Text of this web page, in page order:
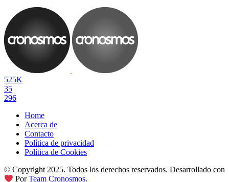
525K
35
296
Home
Acerca de
Contacto
Política de privacidad
Política de Cookies
© Copyright 2025. Todos los derechos reservados. Desarrollado con
PorTeam Cronosmos.